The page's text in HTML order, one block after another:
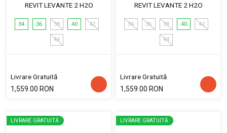
REVIT LEVANTE 2 H2O
34 36 38 40 42
44
Livrare Gratuită
1,559.00 RON
REVIT LEVANTE 2 H2O
34 36 38 40 42
44
Livrare Gratuită
1,559.00 RON
LIVRARE GRATUITĂ LIVRARE GRATUITĂ